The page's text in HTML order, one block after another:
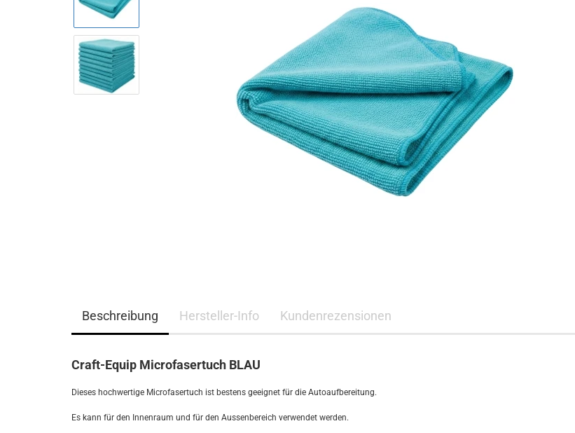
Beschreibung Hersteller-Info Kundenrezensionen
Craft-Equip Microfasertuch BLAU
Dieses hochwertige Microfasertuch ist bestens geeignet für die Autoaufbereitung.
Es kann für den Innenraum und für den Aussenbereich verwendet werden.